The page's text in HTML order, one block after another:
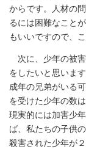
からです。人材の
るには困難なこと
もいいですので、
次に、少年の被
をしたいと思いま
成年の兄弟がいる
を受けた少年の数
現実的には加害少
ば、私たちの子供
殺害された少年が